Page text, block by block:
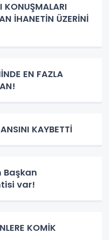
KONUŞMALARI
İHANETİN ÜZERİNİ
EN FAZLA
KAYBETTİ
Başkan
var!
KOMİK